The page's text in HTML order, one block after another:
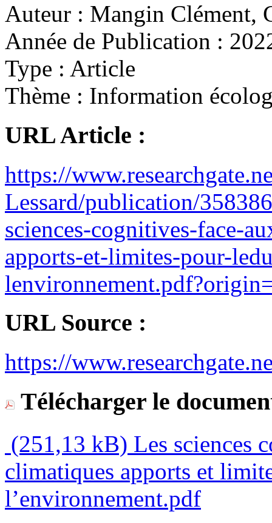
Auteur : Mangin Clément,
Année de Publication :
Type : Article
Thème : Information
URL Article :
https://
Lessard/publication/
sciences-cognitives-face-
apports-et-limites-pour-
URL Source :
https://
Télécharger le
(251,13 kB) Les sciences
climatiques apports et
l’environnement.pdf